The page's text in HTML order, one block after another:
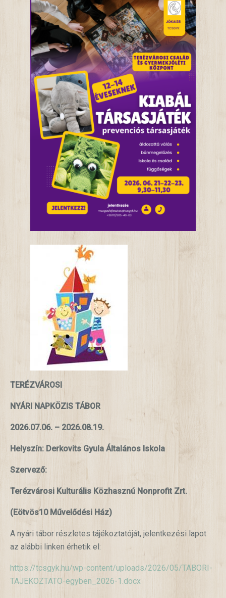
TERÉZVÁROSI
NYÁRI NAPKÖZIS TÁBOR
2026.07.06. – 2026.08.19.
Helyszín: Derkovits Gyula Általános Iskola
Szervező:
Terézvárosi Kulturális Közhasznú Nonprofit Zrt.
(Eötvös10 Művelődési Ház)
A nyári tábor részletes tájékoztatóját, jelentkezési lapot
az alábbi linken érhetik el:
https://tcsgyk.hu/wp-content/uploads/2026/05/TABORI-
TAJEKOZTATO-egyben_2026-1.docx